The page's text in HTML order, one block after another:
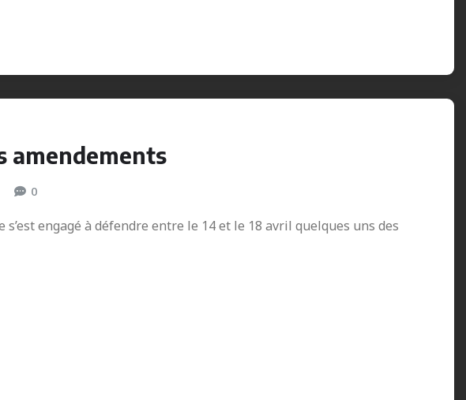
amendements
0
s’est engagé à défendre entre le 14 et le 18 avril quelques uns des